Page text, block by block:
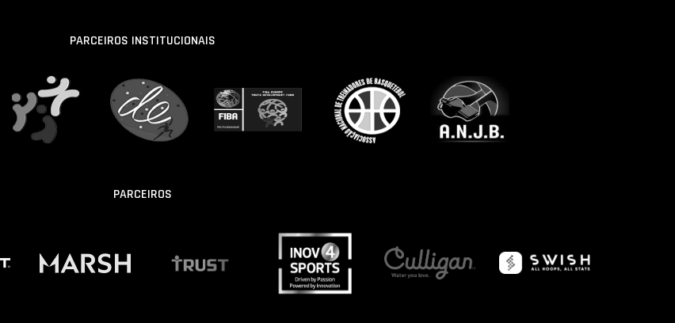
PARCEIROS INSTITUCIONAIS
PARCEIROS